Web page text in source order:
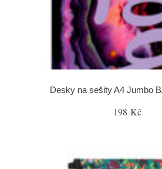
Desky na sešity A4 Jumbo
198 Kč